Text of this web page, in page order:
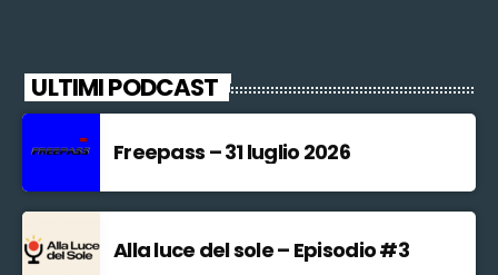
ULTIMI PODCAST
Freepass – 31 luglio 2026
Alla luce del sole – Episodio #3